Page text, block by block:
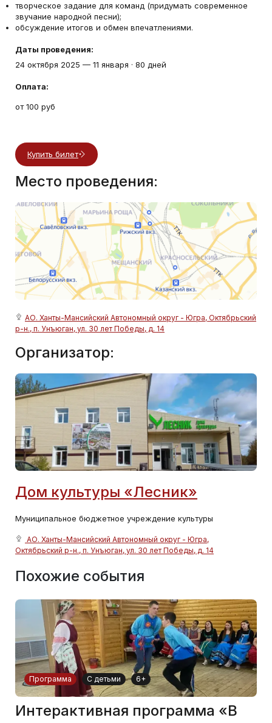
творческое задание для команд (придумать современное
звучание народной песни);
обсуждение итогов и обмен впечатлениями.
Даты проведения:
24 октября 2025 — 11 января · 80 дней
Оплата:
от 100 руб
Купить билет
Место проведения:
АО. Ханты-Мансийский Автономный округ - Югра, Октябрьский
р-н., п. Унъюган, ул. 30 лет Победы, д. 14
Организатор:
Дом культуры «Лесник»
Муниципальное бюджетное учреждение культуры
АО. Ханты-Мансийский Автономный округ - Югра,
Октябрьский р-н., п. Унъюган, ул. 30 лет Победы, д. 14
Похожие события
Программа С детьми 6+
Интерактивная программа «В